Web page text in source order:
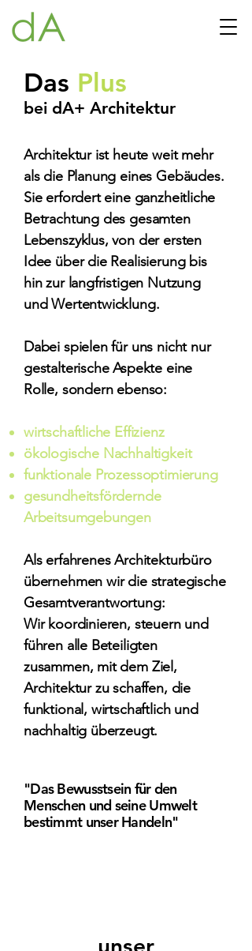
Das Plus
bei dA+ Architektur
Architektur ist heute weit mehr
als die Planung eines Gebäudes.
Sie erfordert eine ganzheitliche
Betrachtung des gesamten
Lebenszyklus, von der ersten
Idee über die Realisierung bis
hin zur langfristigen Nutzung
und Wertentwicklung.
Dabei spielen für uns nicht nur
gestalterische Aspekte eine
Rolle, sondern ebenso:
wirtschaftliche Effizienz
ökologische Nachhaltigkeit
funktionale Prozessoptimierung
gesundheitsfördernde
Arbeitsumgebungen
Als erfahrenes Architekturbüro
übernehmen wir die strategische
Gesamtverantwortung:
Wir koordinieren, steuern und
führen alle Beteiligten
zusammen, mit dem Ziel,
Architektur zu schaffen, die
funktional, wirtschaftlich und
nachhaltig überzeugt.
"Das Bewusstsein für den
Menschen und seine Umwelt
bestimmt unser Handeln"
unser